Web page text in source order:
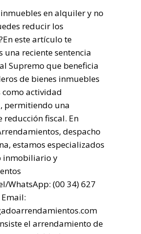
en alquiler y no
reducir los
este artículo te
una reciente sentencia
Supremo que beneficia
de bienes inmuebles
actividad
permitiendo una
fiscal. En
despacho
estamos especializados
inmobiliario y
WhatsApp: (00 34) 627
el arrendamiento de